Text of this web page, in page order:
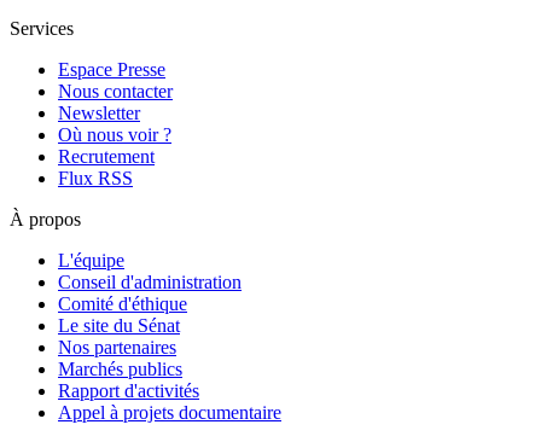
Services
Espace Presse
Nous contacter
Newsletter
Où nous voir ?
Recrutement
Flux RSS
À propos
L'équipe
Conseil d'administration
Comité d'éthique
Le site du Sénat
Nos partenaires
Marchés publics
Rapport d'activités
Appel à projets documentaire